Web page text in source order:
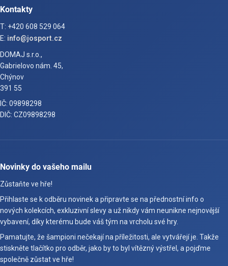
Kontakty
T: +420 608 529 064
E: info@josport.cz
DOMAJ s.r.o.,
Gabrielovo nám. 45,
Chýnov
391 55
IČ: 09898298
DIČ: CZ09898298
Novinky do vašeho mailu
Zůstaňte ve hře!
Přihlaste se k odběru novinek a připravte se na přednostní info o
nových kolekcích, exkluzivní slevy a už nikdy vám neunikne nejnovější
vybavení, díky kterému bude váš tým na vrcholu své hry.
Pamatujte, že šampioni nečekají na příležitosti, ale vytvářejí je. Takže
stiskněte tlačítko pro odběr, jako by to byl vítězný výstřel, a pojďme
společně zůstat ve hře!